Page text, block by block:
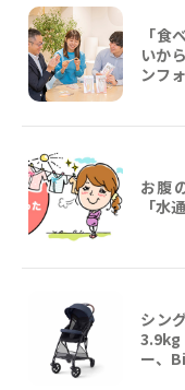
「食
いか
ンフ
お腹
「水
シン
ー、